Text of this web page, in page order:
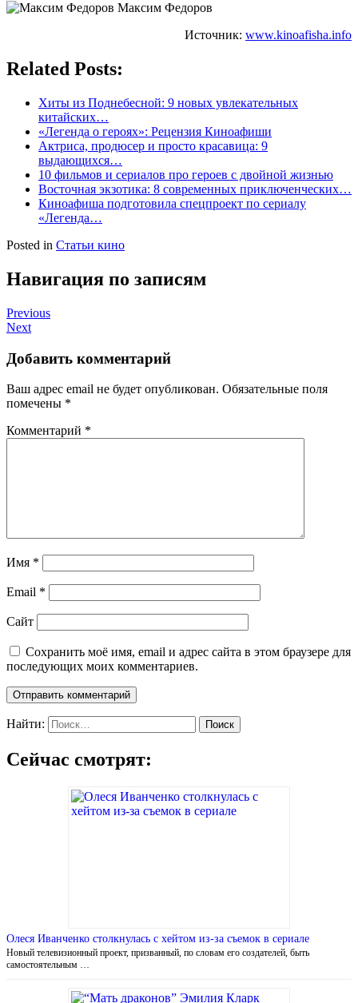
Максим Федоров
Источник: www.kinoafisha.info
Related Posts:
Хиты из Поднебесной: 9 новых увлекательных
китайских…
«Легенда о героях»: Рецензия Киноафиши
Актриса, продюсер и просто красавица: 9
выдающихся…
10 фильмов и сериалов про героев с двойной жизнью
Восточная экзотика: 8 современных приключенческих…
Киноафиша подготовила спецпроект по сериалу
«Легенда…
Posted in Статьи кино
Навигация по записям
Previous
Next
Добавить комментарий
Ваш адрес email не будет опубликован. Обязательные поля
помечены *
Комментарий *
Имя *
Email *
Сайт
Сохранить моё имя, email и адрес сайта в этом браузере для
последующих моих комментариев.
Найти:
Сейчас смотрят:
Олеся Иванченко столкнулась с хейтом из-за съемок в сериале
Новый телевизионный проект, призванный, по словам его создателей, быть
самостоятельным …